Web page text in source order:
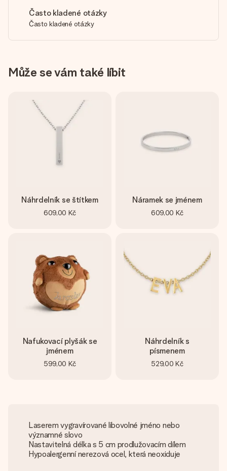
Často kladené otázky
Často kladené otázky
Může se vám také líbit
Náhrdelník se štítkem
609,00 Kč
Náramek se jménem
609,00 Kč
Nafukovací plyšák se
jménem
599,00 Kč
Náhrdelník s
písmenem
529,00 Kč
Laserem vygravírované libovolné jméno nebo
významné slovo
Nastavitelná délka s 5 cm prodlužovacím dílem
Hypoalergenní nerezová ocel, která neoxiduje